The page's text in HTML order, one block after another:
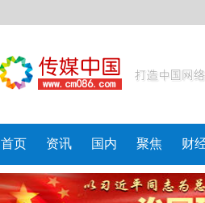
首页 资讯 国内 聚焦 财